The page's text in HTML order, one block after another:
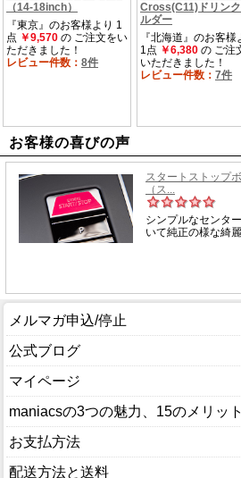
お客様の喜びの声
メルマガ申込/停止
公式ブログ
マイページ
maniacsの3つの魅力、15のメリット
お支払方法
配送方法と送料